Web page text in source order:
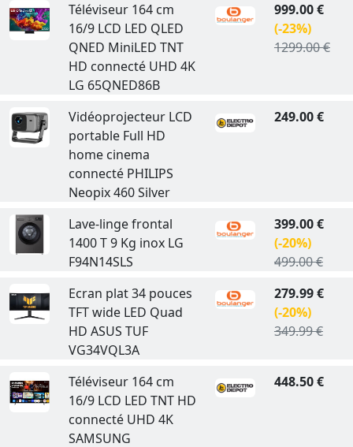
Téléviseur 164 cm
16/9 LCD LED QLED
QNED MiniLED TNT
HD connecté UHD 4K
LG 65QNED86B
999.00 €
(-23%)
1299.00 €
Vidéoprojecteur LCD
portable Full HD
home cinema
connecté PHILIPS
Neopix 460 Silver
249.00 €
Lave-linge frontal
1400 T 9 Kg inox LG
F94N14SLS
399.00 €
(-20%)
499.00 €
Ecran plat 34 pouces
TFT wide LED Quad
HD ASUS TUF
VG34VQL3A
279.99 €
(-20%)
349.99 €
Téléviseur 164 cm
16/9 LCD LED TNT HD
connecté UHD 4K
SAMSUNG
448.50 €